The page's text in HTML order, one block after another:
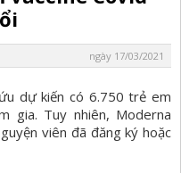
ngày 17/03/2021
dự kiến có 6.750 trẻ em
gia. Tuy nhiên, Moderna
viên đã đăng ký hoặc